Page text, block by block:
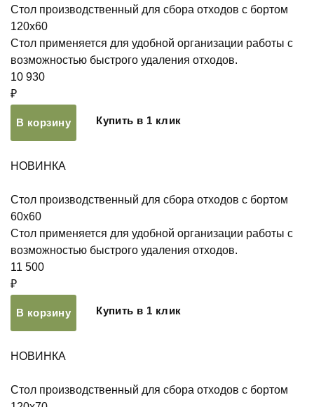
Стол производственный для сбора отходов с бортом
120х60
Стол применяется для удобной организации работы с
возможностью быстрого удаления отходов.
10 930
₽
В корзину Купить в 1 клик
НОВИНКА
Стол производственный для сбора отходов с бортом
60х60
Стол применяется для удобной организации работы с
возможностью быстрого удаления отходов.
11 500
₽
В корзину Купить в 1 клик
НОВИНКА
Стол производственный для сбора отходов с бортом